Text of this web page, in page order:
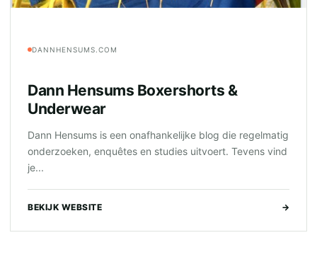
DANNHENSUMS.COM
Dann Hensums Boxershorts &
Underwear
Dann Hensums is een onafhankelijke blog die regelmatig
onderzoeken, enquêtes en studies uitvoert. Tevens vind
je...
BEKIJK WEBSITE →